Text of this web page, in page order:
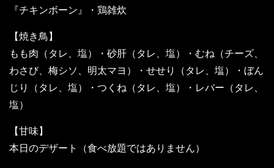
『チキンボーン』・鶏雑炊
【焼き鳥】
もも肉（タレ、塩）・砂肝（タレ、塩）・むね（チーズ、
わさび、梅シソ、明太マヨ）・せせり（タレ、塩）・ぼん
じり（タレ、塩）・つくね（タレ、塩）・レバー（タレ、
塩）
【甘味】
本日のデザート（食べ放題ではありません）